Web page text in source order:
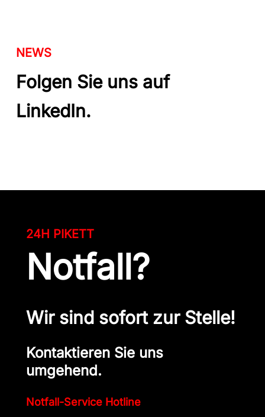
NEWS
Folgen Sie uns auf
LinkedIn.
24H PIKETT
Notfall?
Wir sind sofort zur Stelle!
Kontaktieren Sie uns
umgehend.
Notfall-Service Hotline